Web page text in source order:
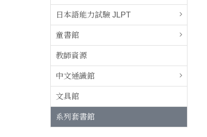
日本語能力試驗 JLPT
童書館
教師資源
中文通識館
文具館
系列套書館